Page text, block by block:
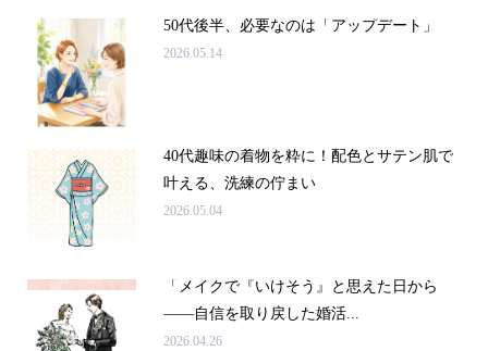
50代後半、必要なのは「アップデート」
2026.05.14
40代趣味の着物を粋に！配色とサテン肌で
叶える、洗練の佇まい
2026.05.04
「メイクで『いけそう』と思えた日から
——自信を取り戻した婚活...
2026.04.26